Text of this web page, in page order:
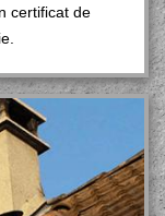
certificat de